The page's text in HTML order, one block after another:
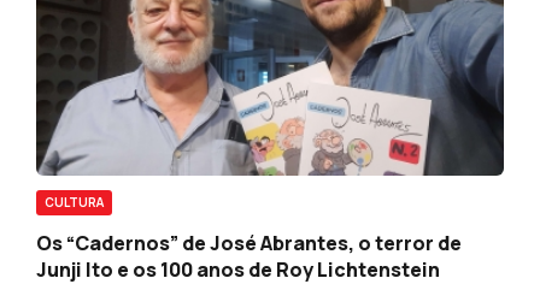
CULTURA
Os “Cadernos” de José Abrantes, o terror de
Junji Ito e os 100 anos de Roy Lichtenstein